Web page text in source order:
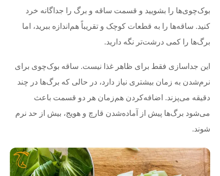
بوک‌چوی‌ها را بشویید و قسمت ساقه و برگ را جداگانه خرد
کنید. ساقه‌ها را به قطعات کوچک و تقریباً هم‌اندازه ببرید، اما
برگ‌ها را کمی درشت‌تر نگه دارید.
این جداسازی فقط برای ظاهر غذا نیست. ساقه بوک‌چوی برای
نرم‌شدن به زمان بیشتری نیاز دارد، در حالی که برگ‌ها در چند
دقیقه می‌پزند. اضافه‌کردن هم‌زمان هر دو قسمت باعث
می‌شود برگ‌ها پیش از آماده‌شدن قارچ و هویج، بیش از حد نرم
شوند.